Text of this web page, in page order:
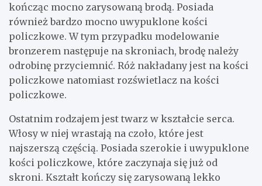
kończąc mocno zarysowaną brodą. Posiada
również bardzo mocno uwypuklone kości
policzkowe. W tym przypadku modelowanie
bronzerem następuje na skroniach, brodę należy
odrobinę przyciemnić. Róż nakładany jest na kości
policzkowe natomiast rozświetlacz na kości
policzkowe.
Ostatnim rodzajem jest twarz w kształcie serca.
Włosy w niej wrastają na czoło, które jest
najszerszą częścią. Posiada szerokie i uwypuklone
kości policzkowe, które zaczynaja się już od
skroni. Kształt kończy się zarysowaną lekko